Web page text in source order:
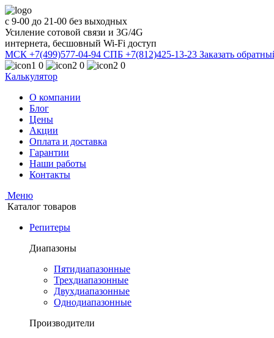
с 9-00 до 21-00 без выходных
Усиление сотовой связи и 3G/4G
интернета, бесшовный Wi-Fi доступ
МСК +7(499)577-04-94 СПБ +7(812)425-13-23 Заказать
0
0
0
Калькулятор
О компании
Блог
Цены
Акции
Оплата и доставка
Гарантии
Наши работы
Контакты
Меню
Каталог товаров
Репитеры
Диапазоны
Пятидиапазонные
Трехдиапазонные
Двухдиапазонные
Однодиапазонные
Производители